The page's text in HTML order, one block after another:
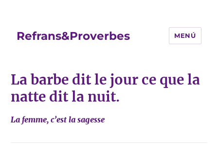
Refrans&Proverbes MENÚ
La barbe dit le jour ce que la
natte dit la nuit.
La femme, c’est la sagesse